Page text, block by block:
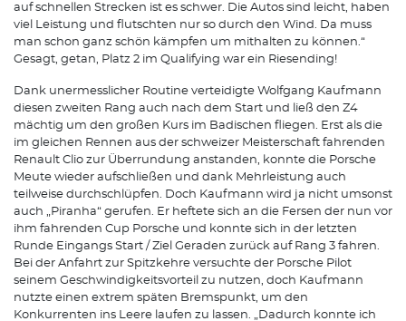
auf schnellen Strecken ist es schwer. Die Autos sind leicht, haben
viel Leistung und flutschten nur so durch den Wind. Da muss
man schon ganz schön kämpfen um mithalten zu können.“
Gesagt, getan, Platz 2 im Qualifying war ein Riesending!
Dank unermesslicher Routine verteidigte Wolfgang Kaufmann
diesen zweiten Rang auch nach dem Start und ließ den Z4
mächtig um den großen Kurs im Badischen fliegen. Erst als die
im gleichen Rennen aus der schweizer Meisterschaft fahrenden
Renault Clio zur Überrundung anstanden, konnte die Porsche
Meute wieder aufschließen und dank Mehrleistung auch
teilweise durchschlüpfen. Doch Kaufmann wird ja nicht umsonst
auch „Piranha“ gerufen. Er heftete sich an die Fersen der nun vor
ihm fahrenden Cup Porsche und konnte sich in der letzten
Runde Eingangs Start / Ziel Geraden zurück auf Rang 3 fahren.
Bei der Anfahrt zur Spitzkehre versuchte der Porsche Pilot
seinem Geschwindigkeitsvorteil zu nutzen, doch Kaufmann
nutzte einen extrem späten Bremspunkt, um den
Konkurrenten ins Leere laufen zu lassen. „Dadurch konnte ich